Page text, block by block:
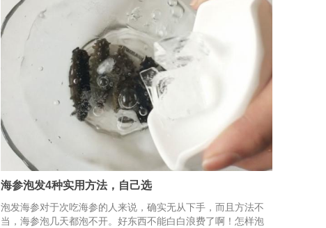
海参泡发4种实用方法，自己选
泡发海参对于次吃海参的人来说，确实无从下手，而且方法不
当，海参泡几天都泡不开。好东西不能白白浪费了啊！怎样泡